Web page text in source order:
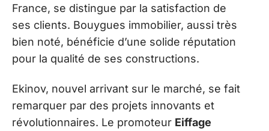
France, se distingue par la satisfaction de
ses clients. Bouygues immobilier, aussi très
bien noté, bénéficie d’une solide réputation
pour la qualité de ses constructions.
Ekinov, nouvel arrivant sur le marché, se fait
remarquer par des projets innovants et
révolutionnaires. Le promoteur Eiffage